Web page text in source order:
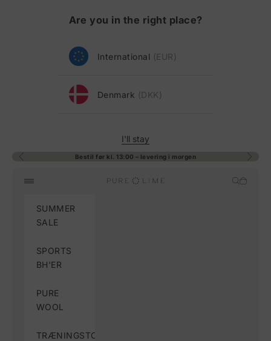
Spring til indholdAre you in the right place?
International (EUR)
Denmark (DKK)
I'll stay
Forrige Bestil før kl. 13:00 – levering i morgen Næste
Pure Lime
Åbn navigationsmenu Åbn
Åbn
SUMMER
SALE
SPORTS
BH'ER
PURE
WOOL
TRÆNINGSTOPPE